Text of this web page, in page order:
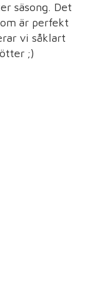
säsong. Det
är perfekt
vi såklart
;)